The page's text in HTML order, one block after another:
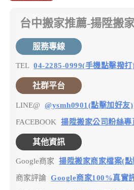
台中搬家推薦-揚陞搬家
服務專線
TEL 04-2285-0999(手機點擊撥打
社群平台
LINE@ @ysmh0901(點擊加好友)
FACEBOOK 揚陞搬家公司粉絲
其他資訊
Google商家 揚陞搬家商家檔案(
商家評論 Google商家100%真實